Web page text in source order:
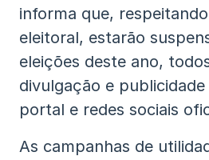
informa que,
eleitoral, estarão
eleições deste ano,
divulgação e
portal e redes sociais
As campanhas de